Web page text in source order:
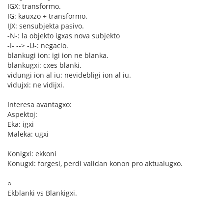
IGX: transformo.
IG: kauxzo + transformo.
IJX: sensubjekta pasivo.
-N-: la objekto igxas nova subjekto
-I- --> -U-: negacio.
blankugi ion: igi ion ne blanka.
blankugxi: cxes blanki.
vidungi ion al iu: nevidebligi ion al iu.
vidujxi: ne vidijxi.
Interesa avantagxo:
Aspektoj:
Eka: igxi
Maleka: ugxi
Konigxi: ekkoni
Konugxi: forgesi, perdi validan konon pro aktualugxo.
○
Ekblanki vs Blankigxi.